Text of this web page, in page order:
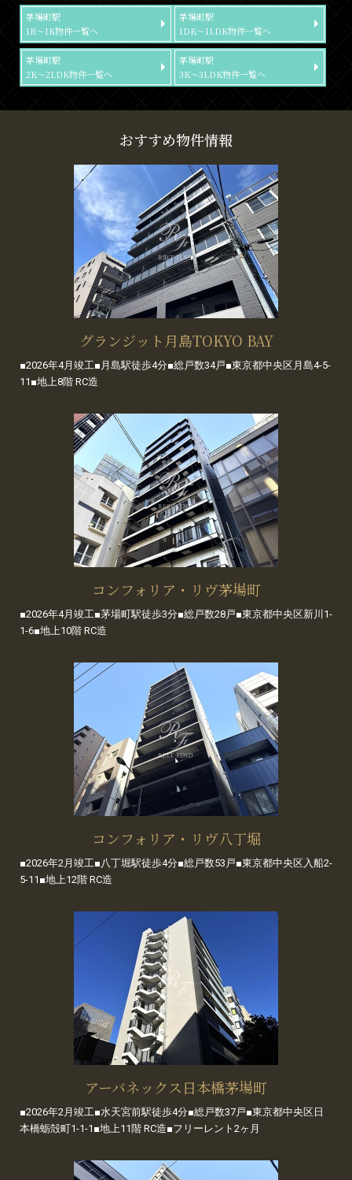
茅場町駅
1R～1K物件一覧へ
茅場町駅
1DK～1LDK物件一覧へ
茅場町駅
2K～2LDK物件一覧へ
茅場町駅
3K～3LDK物件一覧へ
おすすめ物件情報
グランジット月島TOKYO BAY
■2026年4月竣工■月島駅徒歩4分■総戸数34戸■東京都中央区月島4-5-
11■地上8階 RC造
コンフォリア・リヴ茅場町
■2026年4月竣工■茅場町駅徒歩3分■総戸数28戸■東京都中央区新川1-
1-6■地上10階 RC造
コンフォリア・リヴ八丁堀
■2026年2月竣工■八丁堀駅徒歩4分■総戸数53戸■東京都中央区入船2-
5-11■地上12階 RC造
アーバネックス日本橋茅場町
■2026年2月竣工■水天宮前駅徒歩4分■総戸数37戸■東京都中央区日
本橋蛎殻町1-1-1■地上11階 RC造■フリーレント2ヶ月